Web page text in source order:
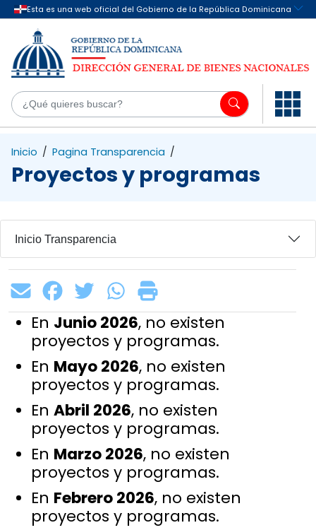
Saltar al contenido principal
Inicio / Pagina Transparencia /
Proyectos y programas
Inicio Transparencia
En Junio 2026, no existen
proyectos y programas.
En Mayo 2026, no existen
proyectos y programas.
En Abril 2026, no existen
proyectos y programas.
En Marzo 2026, no existen
proyectos y programas.
En Febrero 2026, no existen
proyectos y programas.